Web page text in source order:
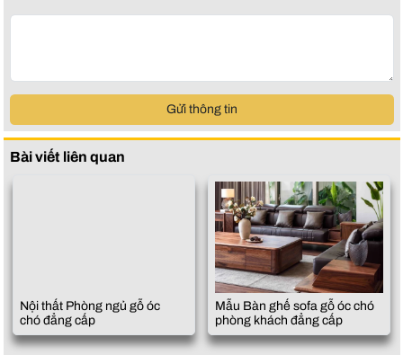
Gửi thông tin
Bài viết liên quan
Nội thất Phòng ngủ gỗ óc
chó đẳng cấp
Mẫu Bàn ghế sofa gỗ óc chó
phòng khách đẳng cấp